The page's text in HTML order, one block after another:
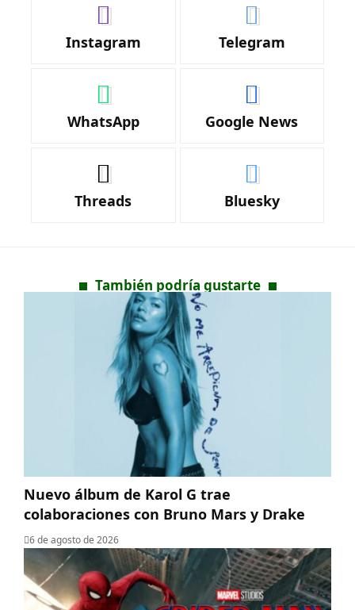
Instagram Telegram
WhatsApp Google News
Threads Bluesky
También podría gustarte
Nuevo álbum de Karol G trae
colaboraciones con Bruno Mars y Drake
6 de agosto de 2026